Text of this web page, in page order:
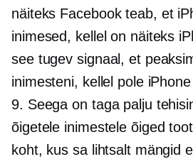
näiteks Facebook teab, et
inimesed, kellel on näiteks
see tugev signaal, et
inimesteni, kellel pole
9. Seega on taga palju
õigetele inimestele õiged
koht, kus sa lihtsalt mängid